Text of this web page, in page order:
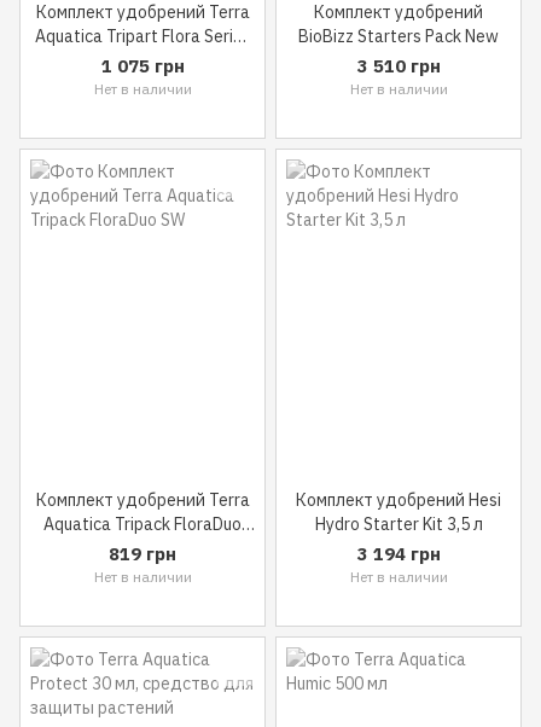
Комплект удобрений Terra
Aquatica Tripart Flora Series
SW по 1 л
1 075 грн
Нет в наличии
Комплект удобрений
BioBizz Starters Pack New
3 510 грн
Нет в наличии
Комплект удобрений Terra
Aquatica Tripack FloraDuo
SW
819 грн
Нет в наличии
Комплект удобрений Hesi
Hydro Starter Kit 3,5 л
3 194 грн
Нет в наличии